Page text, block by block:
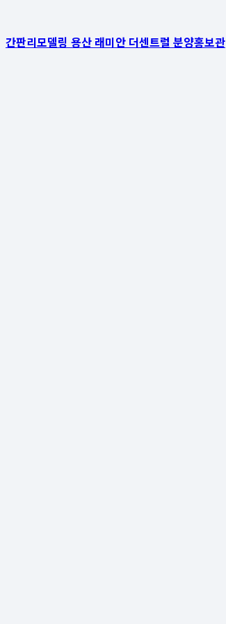
간판리모델링 용산 래미안 더센트럴 분양홍보관